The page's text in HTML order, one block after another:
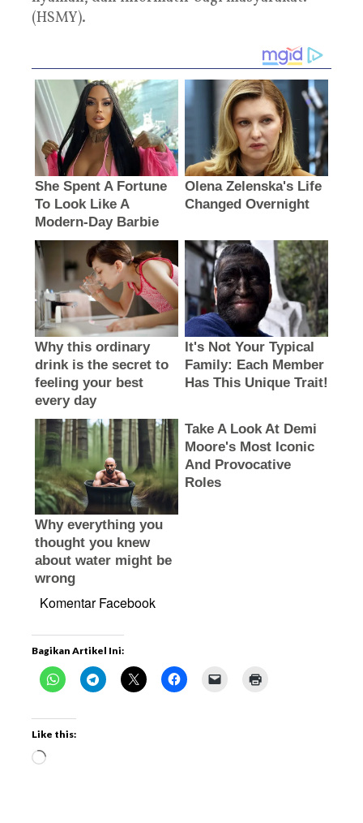
(HSMY).
Komentar Facebook
Bagikan Artikel Ini:
Like this: